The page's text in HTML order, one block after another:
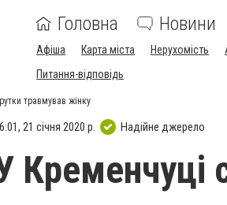
Головна Новини
Афіша Карта міста Нерухомість
Питання-відповідь
травмував жінку
21 січня 2020 р. Надійне джерело
Кременчуці